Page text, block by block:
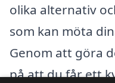
olika alternativ
som kan möta
Genom att göra
på att du får ett